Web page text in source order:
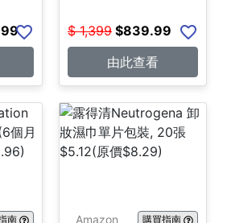
$ 1,399 $839.99
由此查看
南 Amazon 購買指南